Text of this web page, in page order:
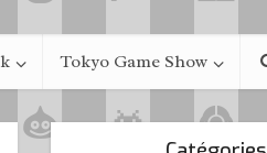
Tokyo Game Show